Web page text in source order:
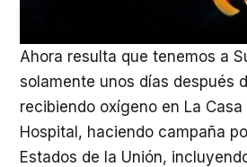
Ahora resulta que tenemos a
solamente unos días después
recibiendo oxígeno en La Casa
Hospital, haciendo campaña
Estados de la Unión,